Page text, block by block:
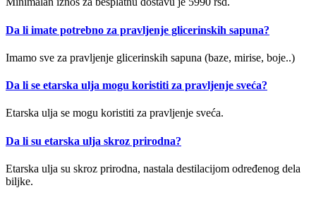
Da li imate potrebno za pravljenje glicerinskih sapuna?
Imamo sve za pravljenje glicerinskih sapuna (baze, mirise, boje..)
Da li se etarska ulja mogu koristiti za pravljenje sveća?
Etarska ulja se mogu koristiti za pravljenje sveća.
Da li su etarska ulja skroz prirodna?
Etarska ulja su skroz prirodna, nastala destilacijom određenog dela
biljke.